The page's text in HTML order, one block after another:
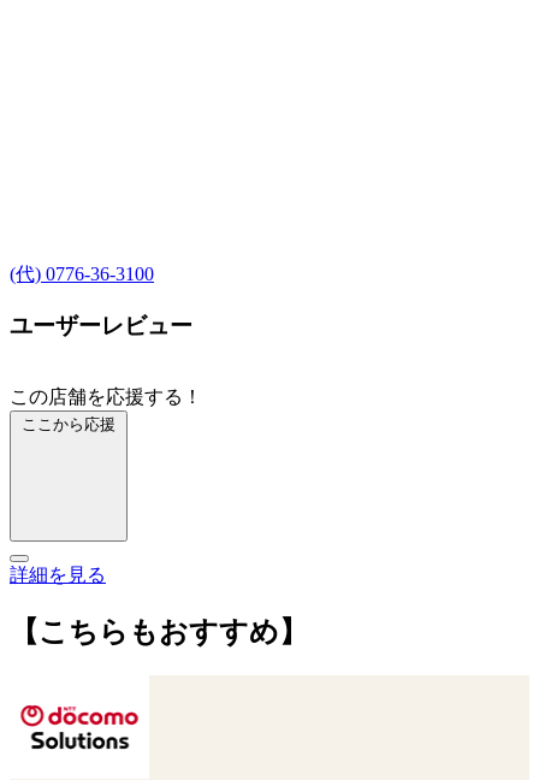
(代) 0776-36-3100
ユーザーレビュー
この店舗を応援する！
ここから応援
詳細を見る
【こちらもおすすめ】